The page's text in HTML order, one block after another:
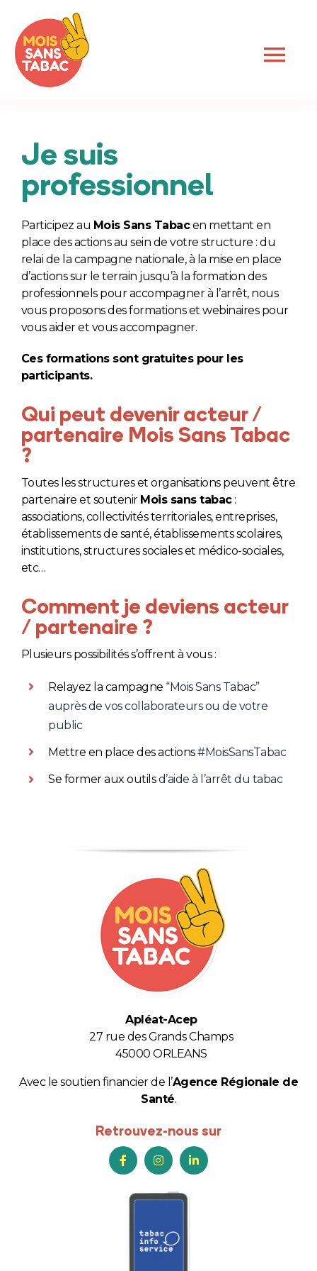
contenu
Le dispositif
Je suis professionnel
Je suis fumeur
Actualités
Newsletter
F.A.Q.
Je suis
professionnel
Participez au Mois Sans Tabacen mettant en
place des actions au sein de votre structure : du
relai de la campagne nationale, à la mise en place
d’actions sur le terrain jusqu’à la formation des
professionnels pour accompagner à l’arrêt, nous
vous proposons des formations et webinaires pour
vous aider et vous accompagner.
Ces formations sont gratuites pour les
participants.
Qui peut devenir acteur /
partenaire Mois Sans Tabac
?
Toutes les structures et organisations peuvent être
partenaire et soutenir Mois sans tabac:
associations, collectivités territoriales, entreprises,
établissements de santé, établissements scolaires,
institutions, structures sociales et médico-sociales,
etc…
Comment je deviens acteur
/ partenaire ?
Plusieurs possibilités s’offrent à vous :
Relayez la campagne “Mois Sans Tabac”
auprès de vos collaborateurs ou de votre
public
Mettre en place des actions#MoisSansTabac
Se former aux outilsd’aide à l’arrêt du tabac
Apléat-Acep
27 rue des Grands Champs
45000 ORLEANS
Avec le soutien financier de l’Agence Régionale de
Santé.
Retrouvez-nous sur